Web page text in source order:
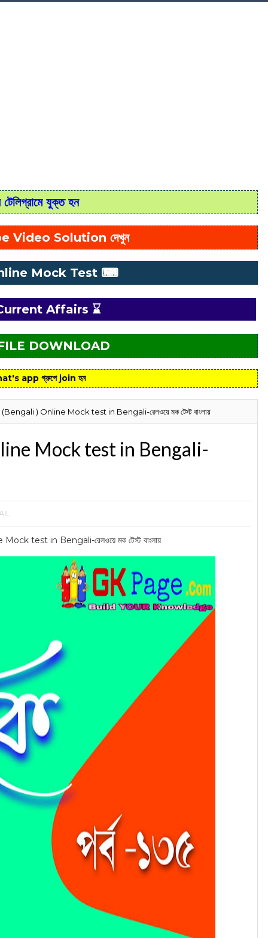
যুক্ত হন
Video Solution দেখুন
Mock Test ⌨
Affairs ⌛
DOWNLOAD
app গ্রুপে join হন
) Online Mock test in Bengali-রেলওয়ে মক টেস্ট বাংলায়
Mock test in Bengali-
test in Bengali-রেলওয়ে মক টেস্ট বাংলায়